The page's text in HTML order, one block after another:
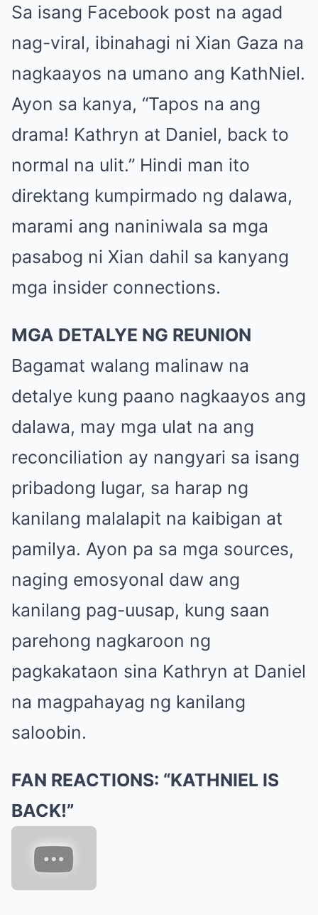
Sa isang Facebook post na agad
nag-viral, ibinahagi ni Xian Gaza na
nagkaayos na umano ang KathNiel.
Ayon sa kanya, “Tapos na ang
drama! Kathryn at Daniel, back to
normal na ulit.” Hindi man ito
direktang kumpirmado ng dalawa,
marami ang naniniwala sa mga
pasabog ni Xian dahil sa kanyang
mga insider connections.
MGA DETALYE NG REUNION
Bagamat walang malinaw na
detalye kung paano nagkaayos ang
dalawa, may mga ulat na ang
reconciliation ay nangyari sa isang
pribadong lugar, sa harap ng
kanilang malalapit na kaibigan at
pamilya. Ayon pa sa mga sources,
naging emosyonal daw ang
kanilang pag-uusap, kung saan
parehong nagkaroon ng
pagkakataon sina Kathryn at Daniel
na magpahayag ng kanilang
saloobin.
FAN REACTIONS: “KATHNIEL IS
BACK!”